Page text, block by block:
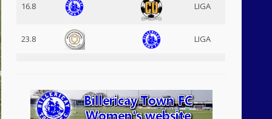
16.8 LIGA
23.8 LIGA